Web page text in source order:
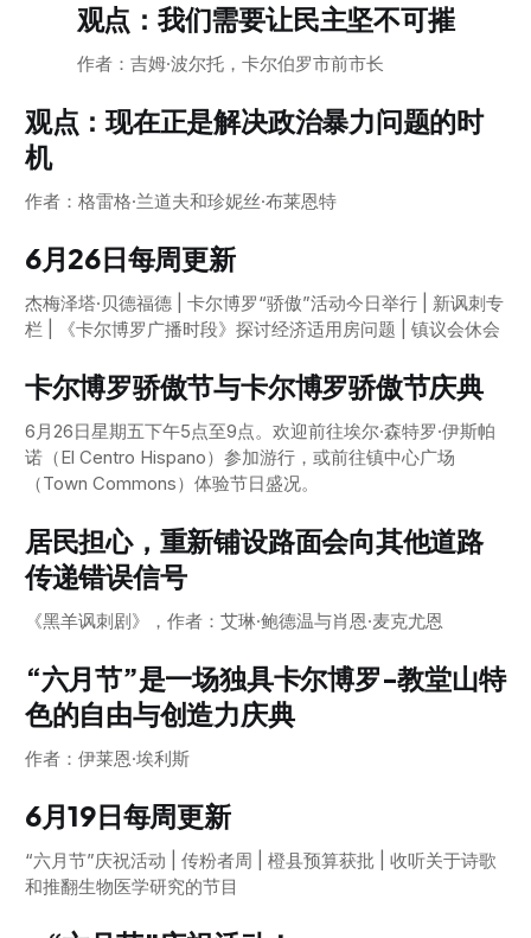
观点：我们需要让民主坚不可摧
作者：吉姆·波尔托，卡尔伯罗市前市长
观点：现在正是解决政治暴力问题的时
机
作者：格雷格·兰道夫和珍妮丝·布莱恩特
6月26日每周更新
杰梅泽塔·贝德福德 | 卡尔博罗“骄傲”活动今日举行 | 新讽刺专
栏 | 《卡尔博罗广播时段》探讨经济适用房问题 | 镇议会休会
卡尔博罗骄傲节与卡尔博罗骄傲节庆典
6月26日星期五下午5点至9点。欢迎前往埃尔·森特罗·伊斯帕
诺（El Centro Hispano）参加游行，或前往镇中心广场
（Town Commons）体验节日盛况。
居民担心，重新铺设路面会向其他道路
传递错误信号
《黑羊讽刺剧》，作者：艾琳·鲍德温与肖恩·麦克尤恩
“六月节”是一场独具卡尔博罗-教堂山特
色的自由与创造力庆典
作者：伊莱恩·埃利斯
6月19日每周更新
“六月节”庆祝活动 | 传粉者周 | 橙县预算获批 | 收听关于诗歌
和推翻生物医学研究的节目